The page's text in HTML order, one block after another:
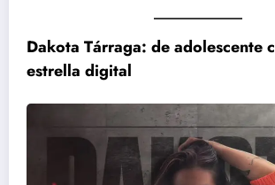
Dakota Tárraga: de adolescente
estrella digital